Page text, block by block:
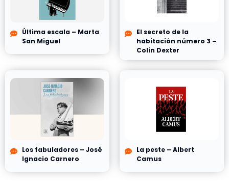
Última escala – Marta
San Miguel
El secreto de la
habitación número 3 –
Colin Dexter
Los fabuladores – José
Ignacio Carnero
La peste – Albert
Camus